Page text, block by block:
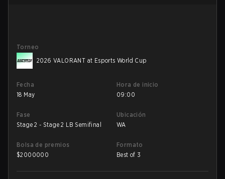
Torneo
2026 VALORANT at Esports World Cup
Fecha
18 May
Hora de inicio
09:00
Fase
Stage 2 - Stage 2 LB Semifinal
Ubicación
WA
Bolsa de premios
$2000000
Formato
Best of 3